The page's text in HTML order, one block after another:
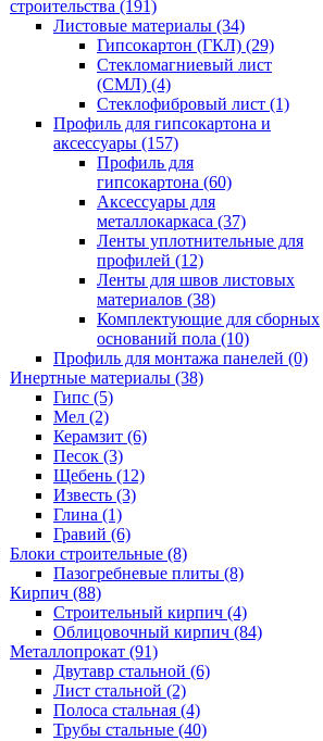
строительства (191)
Листовые материалы (34)
Гипсокартон (ГКЛ) (29)
Стекломагниевый лист
(СМЛ) (4)
Cтеклофибровый лист (1)
Профиль для гипсокартона и
аксессуары (157)
Профиль для
гипсокартона (60)
Аксессуары для
металлокаркаса (37)
Ленты уплотнительные для
профилей (12)
Ленты для швов листовых
материалов (38)
Комплектующие для сборных
оснований пола (10)
Профиль для монтажа панелей (0)
Инертные материалы (38)
Гипс (5)
Мел (2)
Керамзит (6)
Песок (3)
Щебень (12)
Известь (3)
Глина (1)
Гравий (6)
Блоки строительные (8)
Пазогребневые плиты (8)
Кирпич (88)
Строительный кирпич (4)
Облицовочный кирпич (84)
Металлопрокат (91)
Двутавр стальной (6)
Лист стальной (2)
Полоса стальная (4)
Трубы стальные (40)